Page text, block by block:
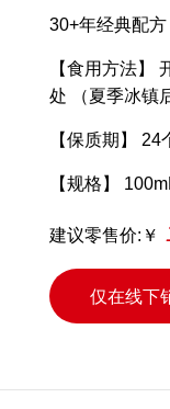
30+年经典配
【食用方法】
处 （夏季冰镇
【保质期】 24
【规格】
建议零售价:￥
仅在线下